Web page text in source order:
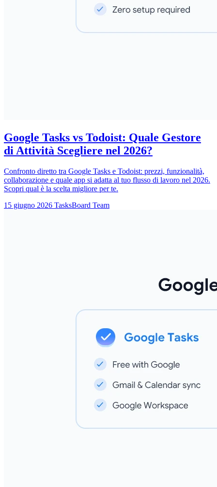
Google Tasks vs Todoist: Quale Gestore
di Attività Scegliere nel 2026?
Confronto diretto tra Google Tasks e Todoist: prezzi, funzionalità,
collaborazione e quale app si adatta al tuo flusso di lavoro nel 2026.
Scopri qual è la scelta migliore per te.
15 giugno 2026 TasksBoard Team